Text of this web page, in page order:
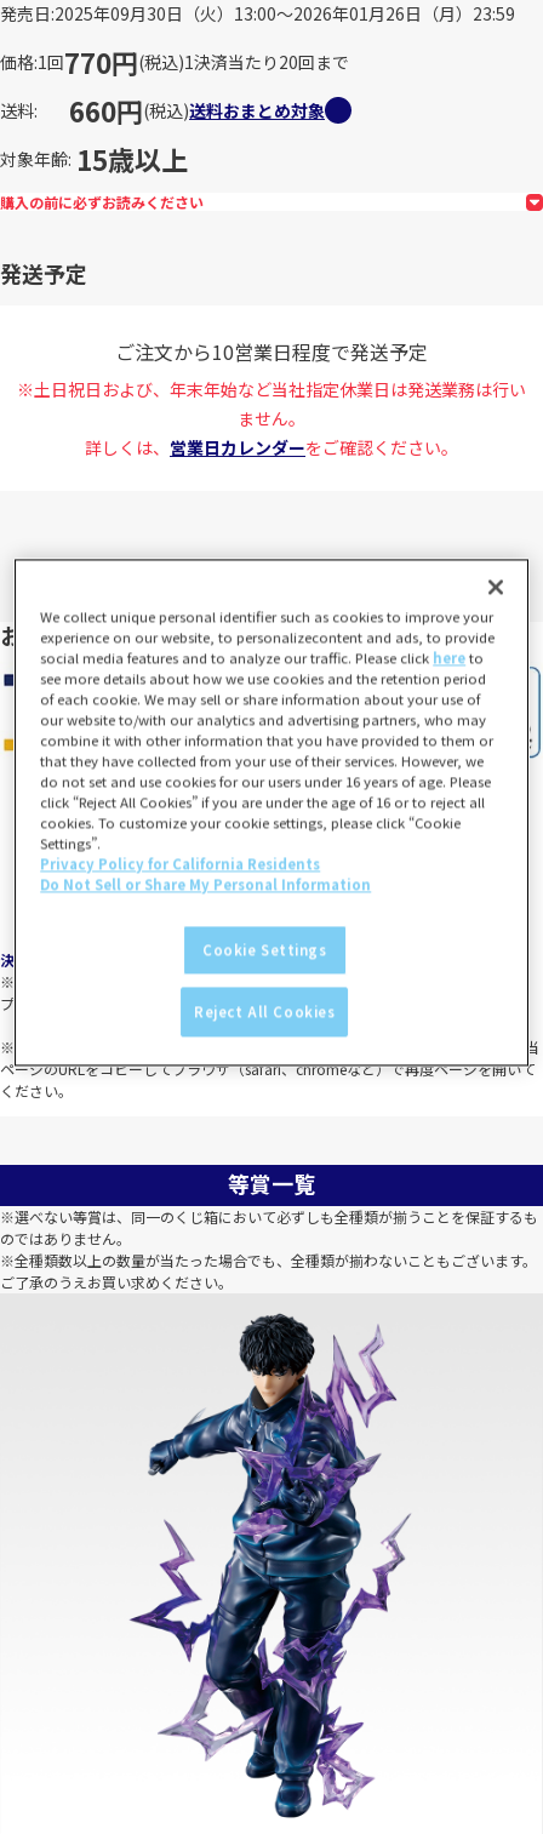
発売日 2025年09月30日（火）13:00～2026年01月26日（月）23:59
価格 1回770円(税込)1決済当たり20回まで
送料
660円(税込)送料おまとめ対象
対象年齢 15歳以上
購入の前に必ずお読みください
発送予定
ご注文から10営業日程度で発送予定
※土日祝日および、年末年始など当社指定休業日は発送業務は行い
ません。
詳しくは、 営業日カレンダーをご確認ください。
お支払い方法
決済について
※「一番くじONLINE」旧サイトとは利用可能なお支払い方法が異なります。
プレバンPay、メルペイはご利用いただけません。
※各種SNSなどからアクセスした場合、PayPay決済がご利用いただけません。該当
ページのURLをコピーしてブラウザ（safari、chromeなど）で再度ページを開いて
ください。
等賞一覧
※選べない等賞は、同一のくじ箱において必ずしも全種類が揃うことを保証するも
のではありません。
※全種類数以上の数量が当たった場合でも、全種類が揃わないこともございます。
ご了承のうえお買い求めください。
We collect unique personal identifier such as cookies to improve your
experience on our website, to personalizecontent and ads, to provide
social media features and to analyze our traffic. Please click hereto
see more details about how we use cookies and the retention period
of each cookie. We may sell or share information about your use of
our website to/with our analytics and advertising partners, who may
combine it with other information that you have provided to them or
that they have collected from your use of their services. However, we
do not set and use cookies for our users under 16 years of age. Please
click “Reject All Cookies” if you are under the age of 16 or to reject all
cookies. To customize your cookie settings, please click “Cookie
Settings”.
Privacy Policy for California Residents
Do Not Sell or Share My Personal Information
Cookie Settings
Reject All Cookies